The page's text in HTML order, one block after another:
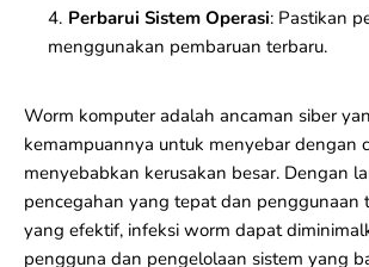
Perbarui Sistem Operasi: Pastikan
menggunakan pembaruan terbaru.
Worm komputer adalah ancaman siber
kemampuannya untuk menyebar dengan
menyebabkan kerusakan besar. Dengan
pencegahan yang tepat dan penggunaan
yang efektif, infeksi worm dapat
pengguna dan pengelolaan sistem yang